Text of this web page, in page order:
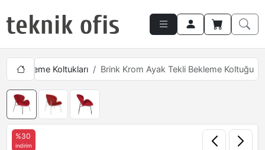
Bekleme Koltukları Brink Krom Ayak Tekli Bekleme Koltuğu
%30
indirim